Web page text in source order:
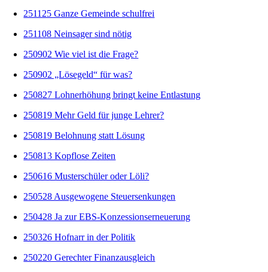
251125 Ganze Gemeinde schulfrei
251108 Neinsager sind nötig
250902 Wie viel ist die Frage?
250902 „Lösegeld“ für was?
250827 Lohnerhöhung bringt keine Entlastung
250819 Mehr Geld für junge Lehrer?
250819 Belohnung statt Lösung
250813 Kopflose Zeiten
250616 Musterschüler oder Löli?
250528 Ausgewogene Steuersenkungen
250428 Ja zur EBS-Konzessionserneuerung
250326 Hofnarr in der Politik
250220 Gerechter Finanzausgleich